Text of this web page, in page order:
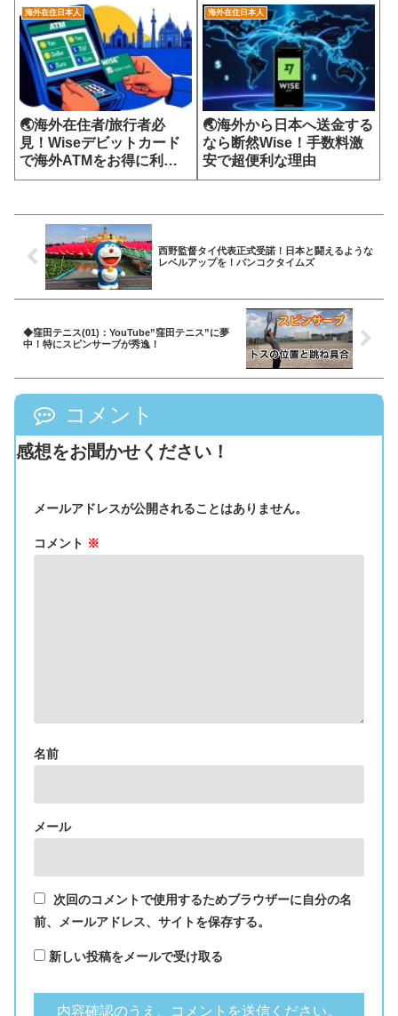
海外在住日本人
🌏海外在住者/旅行者必
見！Wiseデビットカード
で海外ATMをお得に利用
する方法
海外在住日本人
🌏海外から日本へ送金する
なら断然Wise！手数料激
安で超便利な理由
西野監督タイ代表正式受諾！日本と闘えるような
レベルアップを！バンコクタイムズ
◆窪田テニス(01)：YouTube”窪田テニス”に夢
中！特にスピンサーブが秀逸！
コメント
感想をお聞かせください！
メールアドレスが公開されることはありません。
コメント ※
名前
メール
次回のコメントで使用するためブラウザーに自分の名
前、メールアドレス、サイトを保存する。
新しい投稿をメールで受け取る